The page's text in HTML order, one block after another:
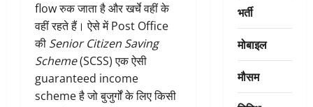
flow रुक जाता है और खर्चे वहीं के
वहीं रहते हैं। ऐसे में Post Office
की Senior Citizen Saving
Scheme(SCSS) एक ऐसी
guaranteed income
scheme है जो बुजुर्गों के लिए किसी
भर्ती
मोबाइल
मौसम